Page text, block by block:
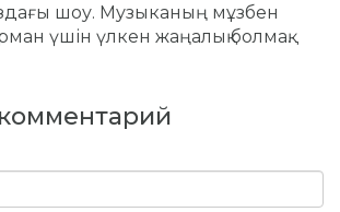
шоу. Музыканың мұзбен
үшін үлкен жаңалық болмақ.